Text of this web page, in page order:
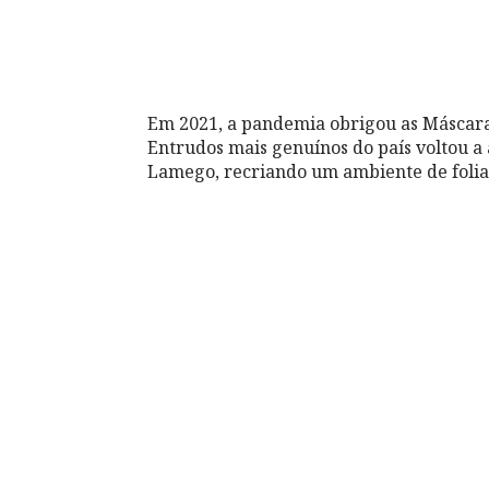
Em 2021, a pandemia obrigou as
Entrudos mais genuínos do país voltou
Lamego, recriando um ambiente de